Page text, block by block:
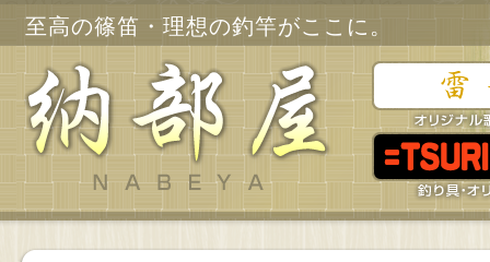
至高の篠笛・理想の釣竿がここに。